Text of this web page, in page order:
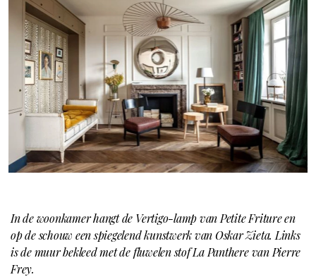
In de woonkamer hangt de Vertigo-lamp van Petite Friture en
op de schouw een spiegelend kunstwerk van Oskar Zieta. Links
is de muur bekleed met de fluwelen stof La Panthere van Pierre
Frey.